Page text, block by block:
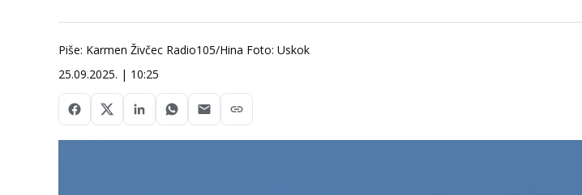
Piše: Karmen Živčec Radio105/Hina Foto: Uskok
25.09.2025. | 10:25